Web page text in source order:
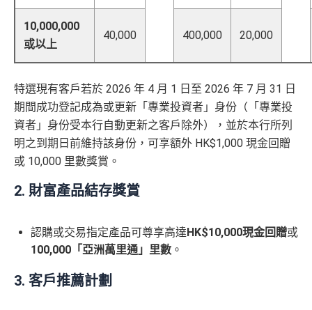
10,000,000
或以上
40,000 400,000 20,000
特選現有客戶若於 2026 年 4 月 1 日至 2026 年 7 月 31 日
期間成功登記成為或更新「專業投資者」身份（「專業投
資者」身份受本行自動更新之客戶除外），並於本行所列
明之到期日前維持該身份，可享額外 HK$1,000 現金回贈
或 10,000 里數獎賞。
2. 財富產品結存獎賞
認購或交易指定產品可尊享高達 HK$10,000現金回贈或
100,000「亞洲萬里通」里數 。
3. 客戶推薦計劃